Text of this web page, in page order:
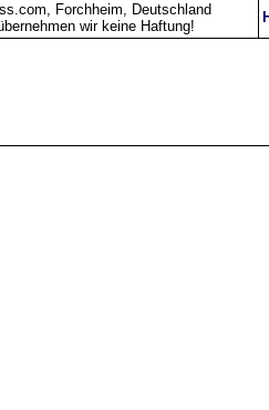
Forchheim, Deutschland
wir keine Haftung!